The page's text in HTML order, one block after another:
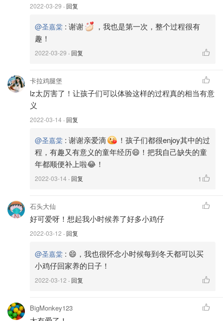
好活儿！
母鹌鹑长大了，下了第一颗蛋！
2022-03-29 · 回复
@圣嘉棠 : 谢谢
，我也是第一次，整个过程很有
趣！
2022-03-29 · 回复
卡拉鸡腿堡
lz太厉害了！让孩子们可以体验这样的过程真的相当有意
义
2022-03-14 · 回复
@圣嘉棠 : 谢谢亲爱滴
！孩子们都很enjoy其中的过
程，有趣又有意义的童年经历😄！把我自己缺失的童
年都顺便补上啦😂！
2022-03-14 · 回复 1
石头大仙
好可爱呀！想起我小时候养了好多小鸡仔
2022-03-12 · 回复
@圣嘉棠 : 😄，我也很怀念小时候每到冬天都可以买
小鸡仔回家养的日子！
2022-03-12 · 回复
BigMonkey123